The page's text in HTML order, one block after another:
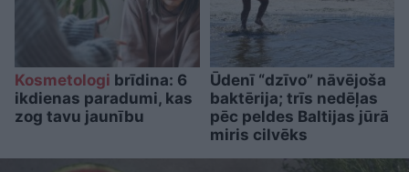
Kosmetologi brīdina: 6
ikdienas paradumi, kas
zog tavu jaunību
Ūdenī “dzīvo” nāvējoša
baktērija; trīs nedēļas
pēc peldes Baltijas jūrā
miris cilvēks